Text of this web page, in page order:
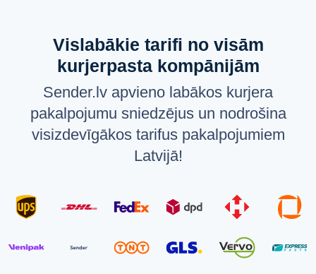
Vislabākie tarifi no visām
kurjerpasta kompānijām
Sender.lv apvieno labākos kurjera
pakalpojumu sniedzējus un nodrošina
visizdevīgākos tarifus pakalpojumiem
Latvijā!